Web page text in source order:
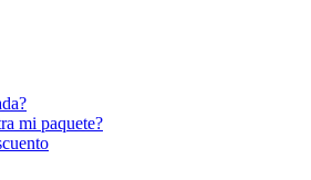
mi paquete?